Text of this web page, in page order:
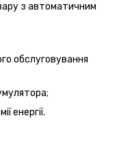
з автоматичним
обслуговування
енергії.